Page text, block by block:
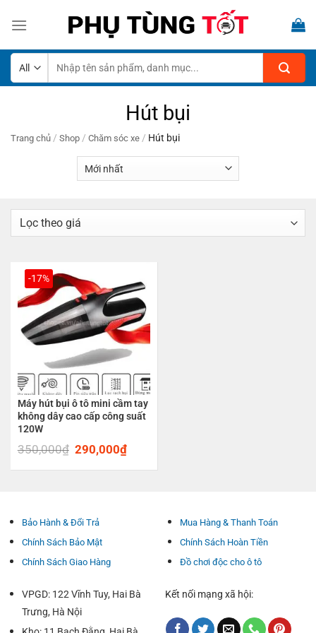
kiếm:
Hút bụi
Trang chủ / Shop / Chăm sóc xe / Hút bụi
-17%
Máy hút bụi ô tô mini cầm tay
không dây cao cấp công suất
120W
350,000₫ Original
was:
290,000₫Current
is:
Bảo Hành & Đổi Trả
Chính Sách Bảo Mật
Chính Sách Giao Hàng
Mua Hàng & Thanh Toán
Chính Sách Hoàn Tiền
Đồ chơi độc cho ô tô
VPGD: 122 Vĩnh Tuy, Hai Bà
Trưng, Hà Nội
Kết nối mạng xã hội: